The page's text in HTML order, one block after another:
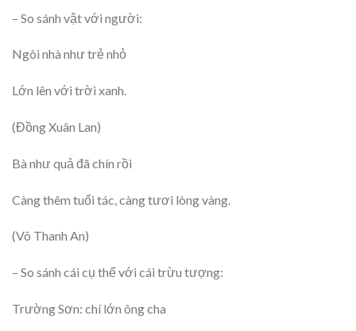
– So sánh vật với người:
Ngôi nhà như trẻ nhỏ
Lớn lên với trời xanh.
(Đồng Xuân Lan)
Bà như quả đã chín rồi
Càng thêm tuổi tác, càng tươi lòng vàng.
(Võ Thanh An)
– So sánh cái cụ thể với cái trừu tượng:
Trường Sơn: chí lớn ông cha